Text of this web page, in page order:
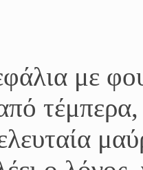
με